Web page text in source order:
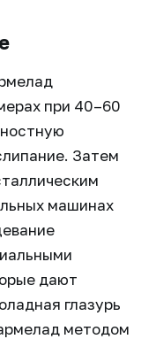
при 40–60
Затем
машинах
дают
глазурь
методом